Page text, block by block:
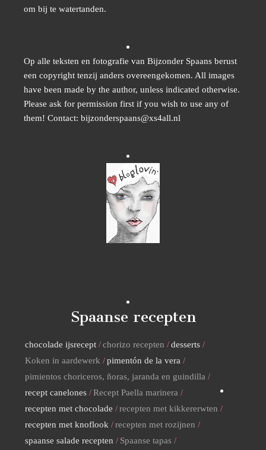
om bij te watertanden.
Op alle teksten en fotografie van Bijzonder Spaans berust
een copyright tenzij anders overeengekomen. All images
have been made by the author, unless indicated otherwise.
Please ask for permission first if you wish to use any of
them! Contact: bijzonderspaans@xs4all.nl
Spaanse recepten
chocolade ijsrecept chorizo recepten
desserts
Koken in aardewerk
pimentón de la vera
pimientos choriceros, ñoras, jaranda en guindilla
recept canelones
Recept Paella marinera
recepten met chocolade
recepten met kikkererwten
recepten met knoflook
recepten met rozijnen
spaanse salade recepten
Spaanse tapas